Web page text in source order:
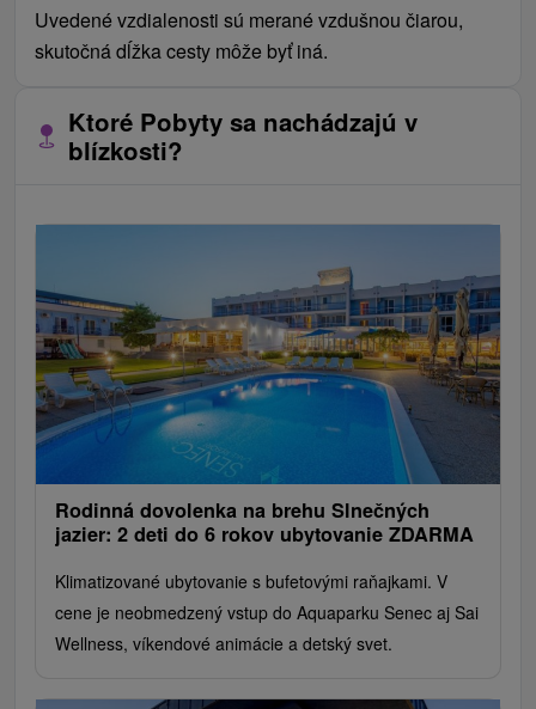
Uvedené vzdialenosti sú merané vzdušnou čiarou,
skutočná dĺžka cesty môže byť iná.
Ktoré Pobyty sa nachádzajú v
blízkosti?
Rodinná dovolenka na brehu Slnečných
jazier: 2 deti do 6 rokov ubytovanie ZDARMA
Klimatizované ubytovanie s bufetovými raňajkami. V
cene je neobmedzený vstup do Aquaparku Senec aj Sai
Wellness, víkendové animácie a detský svet.